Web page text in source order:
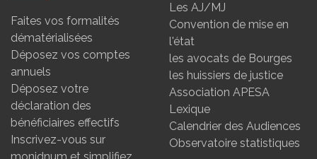
Faites vos formalités
dématérialisées
Déposez vos comptes
annuels
Déposez votre
déclaration des
bénéficiaires effectifs
Inscrivez-vous sur
Les AJ/MJ
Convention de mise en
l'état
les avocats de Bourges
les huissiers de justice
Association APESA
Lexique
Calendrier des Audiences
Observatoire statistiques